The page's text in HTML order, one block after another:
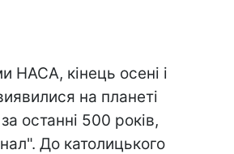
НАСА, кінець осені і
на планеті
останні 500 років,
До католицького